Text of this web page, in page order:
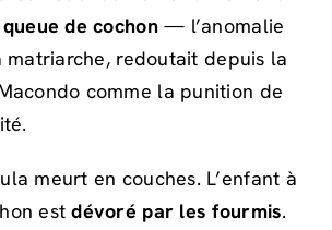
queue de cochon— l’anomalie
matriarche, redoutait depuis la
comme la punition de
meurt en couches. L’enfant à
estdévoré par les fourmis.